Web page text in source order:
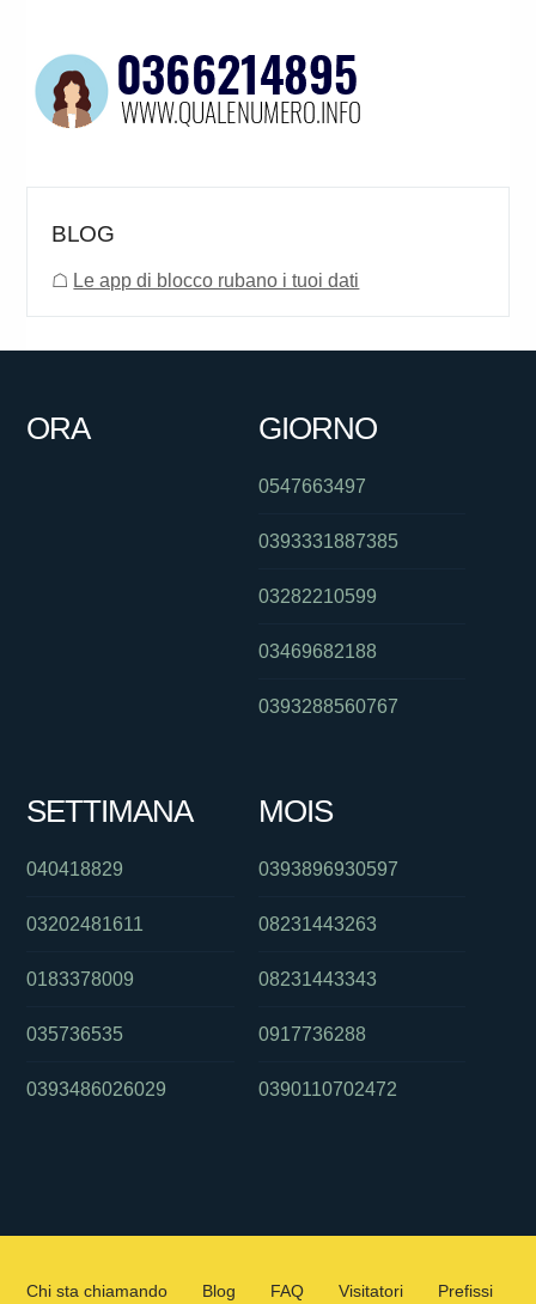
BLOG
☖ Le app di blocco rubano i tuoi dati
ORA GIORNO
0547663497
0393331887385
03282210599
03469682188
0393288560767
SETTIMANA
040418829
03202481611
0183378009
035736535
0393486026029
MOIS
0393896930597
08231443263
08231443343
0917736288
0390110702472
Chi sta chiamando Blog FAQ Visitatori Prefissi